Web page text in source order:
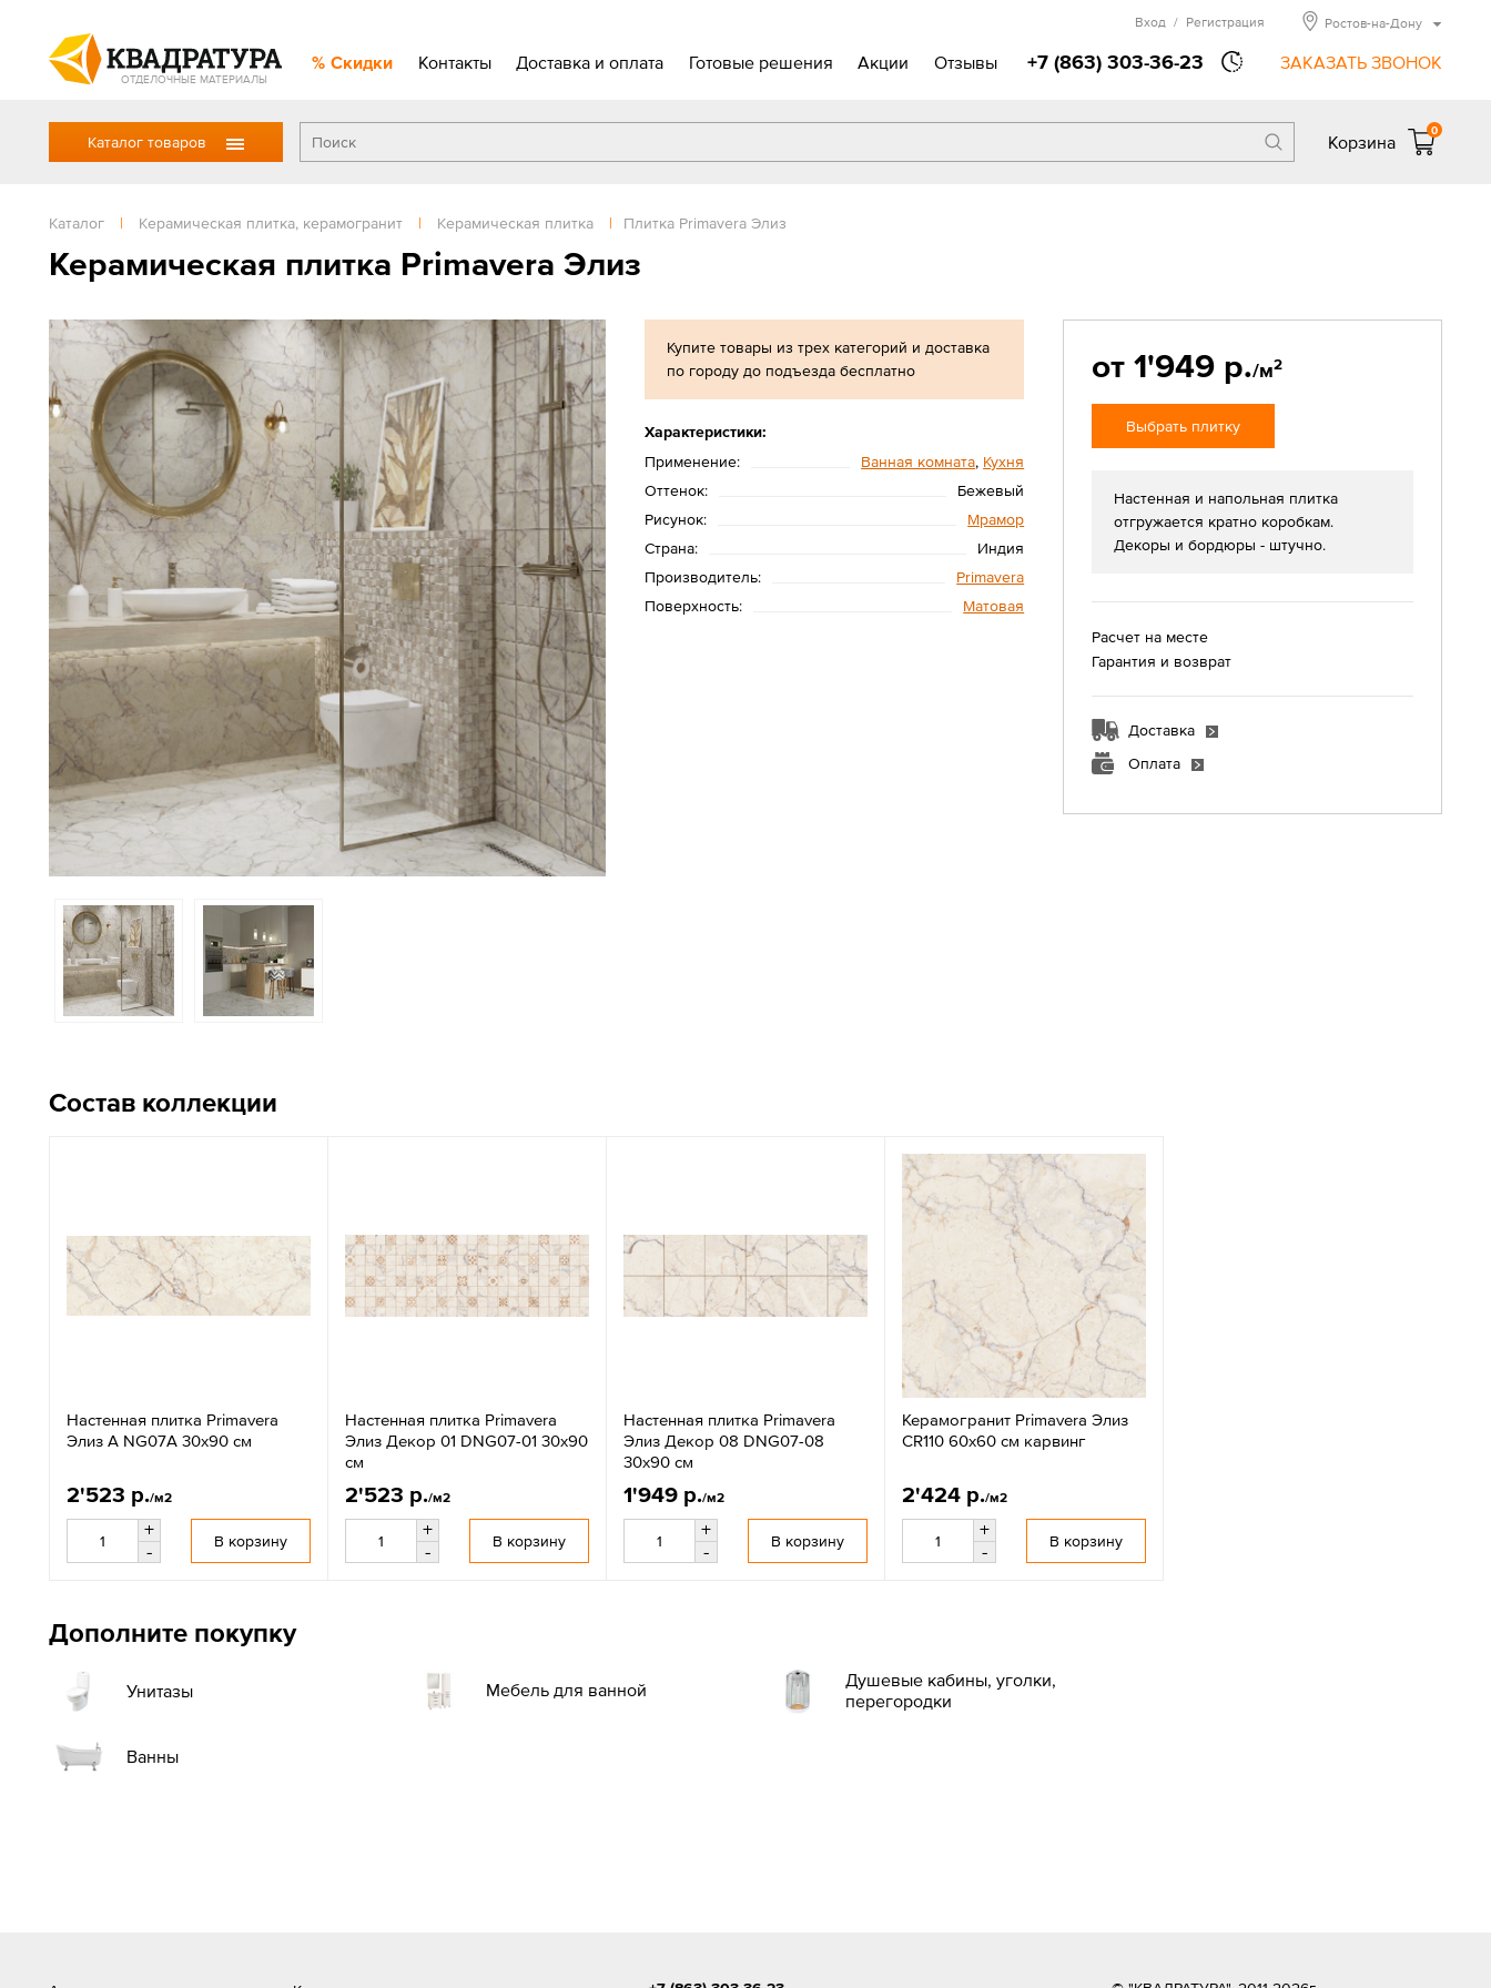
ОТДЕЛОЧНЫЕ МАТЕРИАЛЫ
Скидки Контакты Доставка и оплата Готовые решения Акции Отзывы +7 (863) 303-36-23 ЗАКАЗАТЬ ЗВОНОК
Вход / Регистрация Ростов-на-Дону
Каталог товаров Корзина
0
Каталог | Керамическая плитка, керамогранит | Керамическая плитка | Плитка Primavera Элиз
Керамическая плитка Primavera Элиз
Купите товары из трех категорий и доставка
по городу до подъезда бесплатно
Характеристики:
Применение:
Ванная комната, Кухня
Оттенок:
Бежевый
Рисунок:
Мрамор
Страна:
Индия
Производитель:
Primavera
Поверхность:
Матовая
от 1'949 р./м2
Выбрать плитку
Настенная и напольная плитка
отгружается кратно коробкам.
Декоры и бордюры - штучно.
Расчет на месте
Гарантия и возврат
Доставка
Оплата
Состав коллекции
Настенная плитка Primavera
Элиз A NG07A 30x90 см
2'523 р./м2
+
-
В корзину
Настенная плитка Primavera
Элиз Декор 01 DNG07-01 30x90
см
2'523 р./м2
+
-
В корзину
Настенная плитка Primavera
Элиз Декор 08 DNG07-08
30x90 см
1'949 р./м2
+
-
В корзину
Керамогранит Primavera Элиз
CR110 60x60 см карвинг
2'424 р./м2
+
-
В корзину
Дополните покупку
Унитазы Мебель для ванной
Душевые кабины, уголки,
перегородки
Ванны